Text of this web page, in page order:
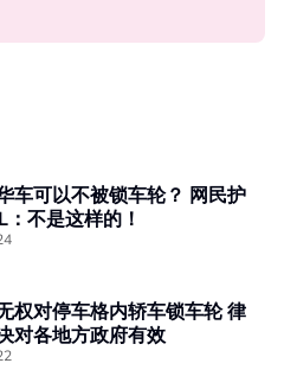
可以不被锁车轮？ 网民护
不是这样的！
权对停车格内轿车锁车轮 律
对各地方政府有效